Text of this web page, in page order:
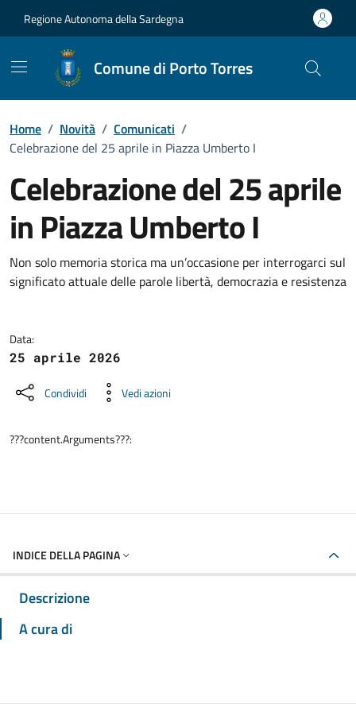
Regione Autonoma della Sardegna
Comune di Porto Torres
Home / Novità / Comunicati /
Celebrazione del 25 aprile in Piazza Umberto I
Celebrazione del 25 aprile
in Piazza Umberto I
Dettagli della notizia
Non solo memoria storica ma un’occasione per interrogarci sul
significato attuale delle parole libertà, democrazia e resistenza
Data:
25 aprile 2026
Condividi Vedi azioni
???content.Arguments???:
INDICE DELLA PAGINA
Descrizione
A cura di